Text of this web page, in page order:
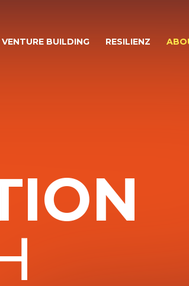
VENTURE BUILDING RESILIENZ